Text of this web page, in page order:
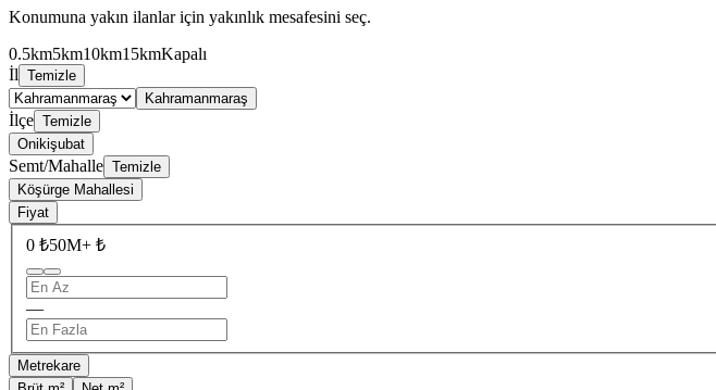
Konumuna yakın ilanlar için yakınlık mesafesini seç.
0.5km5km10km15kmKapalı
İl Temizle
Kahramanmaraş
İlçe Temizle
Onikişubat
Semt/Mahalle Temizle
Köşürge Mahallesi
Fiyat
0 ₺50M+ ₺
—
Metrekare